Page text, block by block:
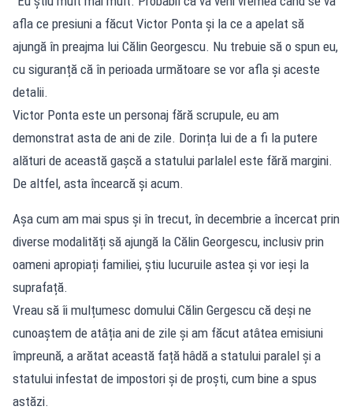
afla ce presiuni a făcut Victor Ponta și la ce a apelat să
ajungă în preajma lui Călin Georgescu. Nu trebuie să o spun eu,
cu siguranță că în perioada următoare se vor afla și aceste
detalii.
Victor Ponta este un personaj fără scrupule, eu am
demonstrat asta de ani de zile. Dorința lui de a fi la putere
alături de această gașcă a statului parlalel este fără margini.
De altfel, asta încearcă și acum.
Așa cum am mai spus și în trecut, în decembrie a încercat prin
diverse modalități să ajungă la Călin Georgescu, inclusiv prin
oameni apropiați familiei, știu lucuruile astea și vor ieși la
suprafață.
Vreau să îi mulțumesc domului Călin Gergescu că deși ne
cunoaștem de atâția ani de zile și am făcut atâtea emisiuni
împreună, a arătat această față hâdă a statului paralel și a
statului infestat de impostori și de proști, cum bine a spus
astăzi.